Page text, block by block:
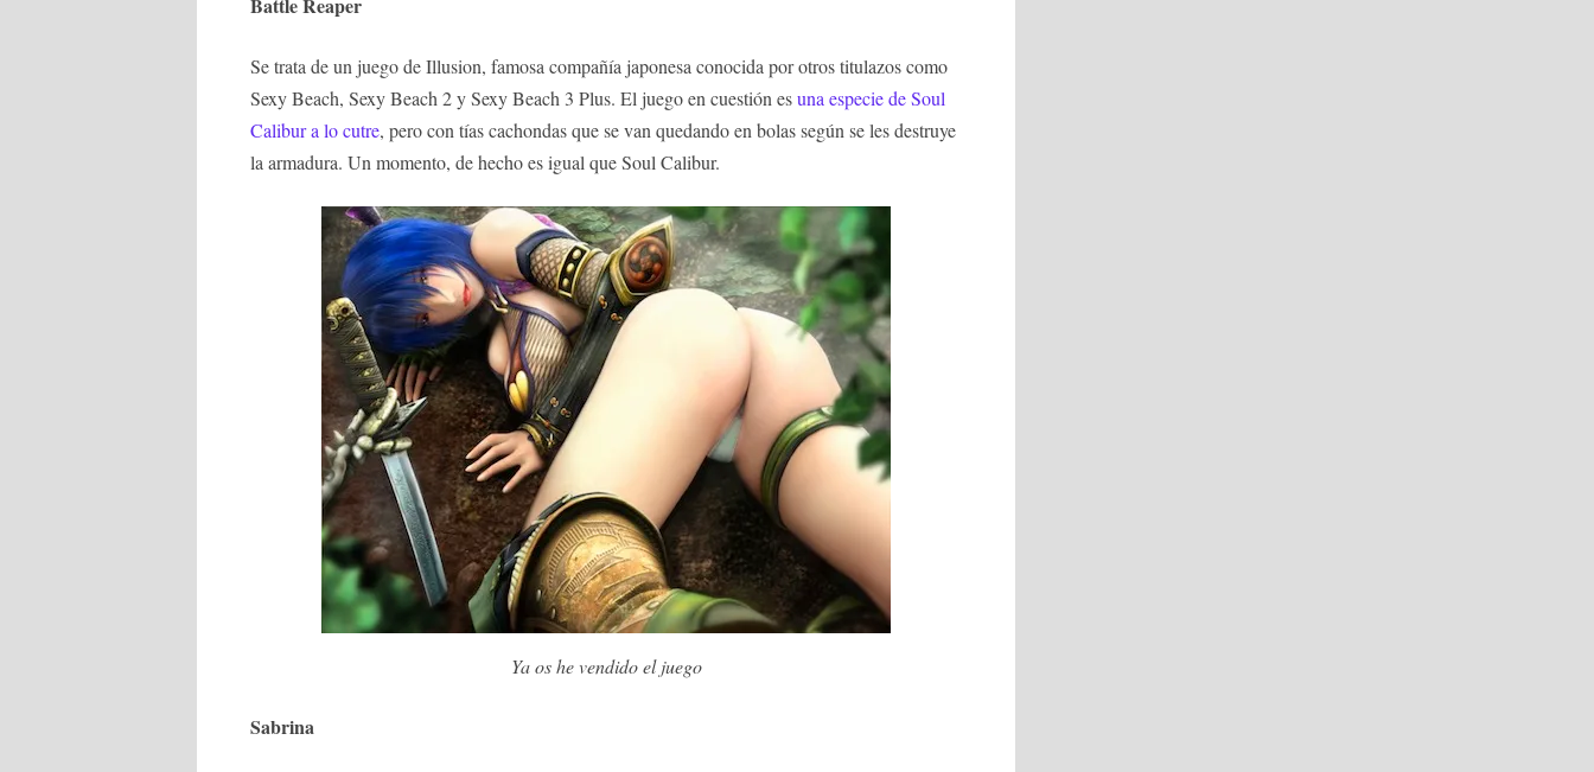
Battle Reaper
Se trata de un juego de Illusion, famosa compañía japonesa conocida por otros titulazos como
Sexy Beach, Sexy Beach 2 y Sexy Beach 3 Plus. El juego en cuestión esuna especie de Soul
Calibur a lo cutre, pero con tías cachondas que se van quedando en bolas según se les destruye
la armadura. Un momento, de hecho es igual que Soul Calibur.
Ya os he vendido el juego
Sabrina